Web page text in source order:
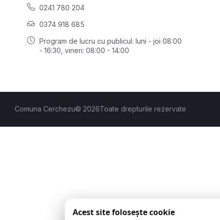
0241 780 204
0374 918 685
Program de lucru cu publicul: luni - joi 08:00
- 16:30 , vineri: 08:00 - 14:00
Comuna Cerchezu© 2026Toate drepturile rezervate
Acest site folosește cookie